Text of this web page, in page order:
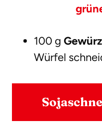
100 g
Würfel